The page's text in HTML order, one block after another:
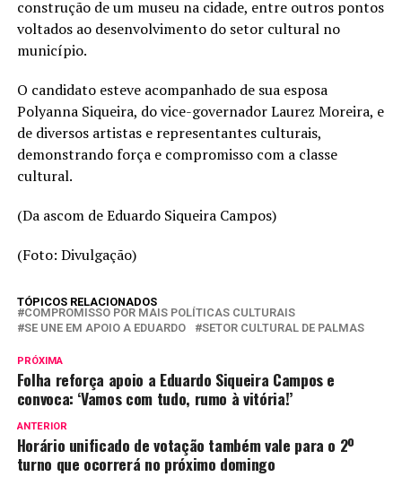
construção de um museu na cidade, entre outros pontos
voltados ao desenvolvimento do setor cultural no
município.
O candidato esteve acompanhado de sua esposa
Polyanna Siqueira, do vice-governador Laurez Moreira, e
de diversos artistas e representantes culturais,
demonstrando força e compromisso com a classe
cultural.
(Da ascom de Eduardo Siqueira Campos)
(Foto: Divulgação)
TÓPICOS RELACIONADOS
COMPROMISSO POR MAIS POLÍTICAS CULTURAIS
SE UNE EM APOIO A EDUARDO
SETOR CULTURAL DE PALMAS
PRÓXIMA
Folha reforça apoio a Eduardo Siqueira Campos e
convoca: ‘Vamos com tudo, rumo à vitória!’
ANTERIOR
Horário unificado de votação também vale para o 2º
turno que ocorrerá no próximo domingo